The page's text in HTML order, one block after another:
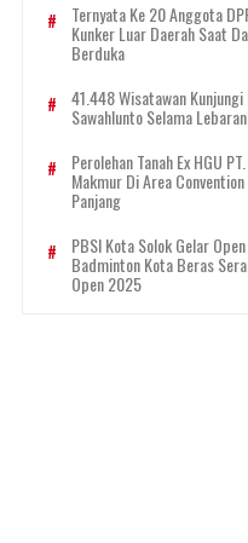
Ternyata Ke 20 Anggota
Kunker Luar Daerah Saat
Berduka
41.448 Wisatawan
Sawahlunto Selama
Perolehan Tanah Ex HGU
Makmur Di Area
Panjang
PBSI Kota Solok Gelar
Badminton Kota Beras
Open 2025